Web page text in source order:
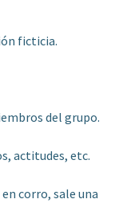
ficticia.
del grupo.
actitudes, etc.
corro, sale una